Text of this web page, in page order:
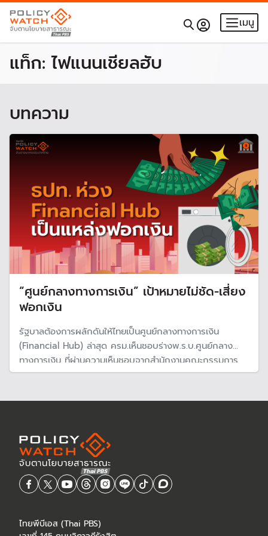
เมนู
แท็ก:ไฟแนนเชียลฮับ
บทความ
“ศูนย์กลางทางการเงิน” เป้าหมายไม่ชัด-เสี่ยง
ฟอกเงิน
รัฐบาลต้องการผลักดันให้ไทยเป็นศูนย์กลางทางการเงิน
(Financial Hub) ล่าสุด ครม.เห็นชอบร่างพ.ร.บ.ศูนย์กลาง
ทางการเงิน ที่ผ่านความเห็นชอบจากสำนักงานคณะกรรมการ
กฤษฎีกา และเตรียมเสนอสภาผู้แทนราษฎร ขณะที่ ธปท.ห่วง
แยกจากระบบการเงินในประเทศ
ไทยพีบีเอส (Thai PBS)